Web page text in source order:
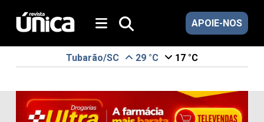
APOIE-NOS
Tubarão/SC 29 °C 17 °C